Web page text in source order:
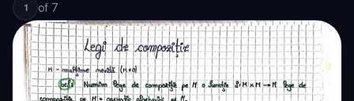
1 of 7